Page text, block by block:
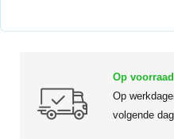
Op voorraad
Op
volgende